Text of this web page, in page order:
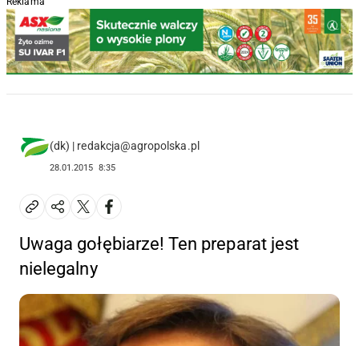
(dk) | redakcja@agropolska.pl
28.01.2015 8:35
Uwaga gołębiarze! Ten preparat jest
nielegalny